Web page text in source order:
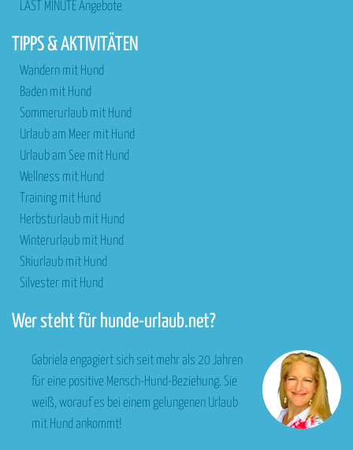
LAST MINUTE Angebote
TIPPS & AKTIVITÄTEN
Wandern mit Hund
Baden mit Hund
Sommerurlaub mit Hund
Urlaub am Meer mit Hund
Urlaub am See mit Hund
Wellness mit Hund
Training mit Hund
Herbsturlaub mit Hund
Winterurlaub mit Hund
Skiurlaub mit Hund
Silvester mit Hund
Wer steht für hunde-urlaub.net?
Gabriela engagiert sich seit mehr als 20 Jahren
für eine positive Mensch-Hund-Beziehung. Sie
weiß, worauf es bei einem gelungenen Urlaub
mit Hund ankommt!